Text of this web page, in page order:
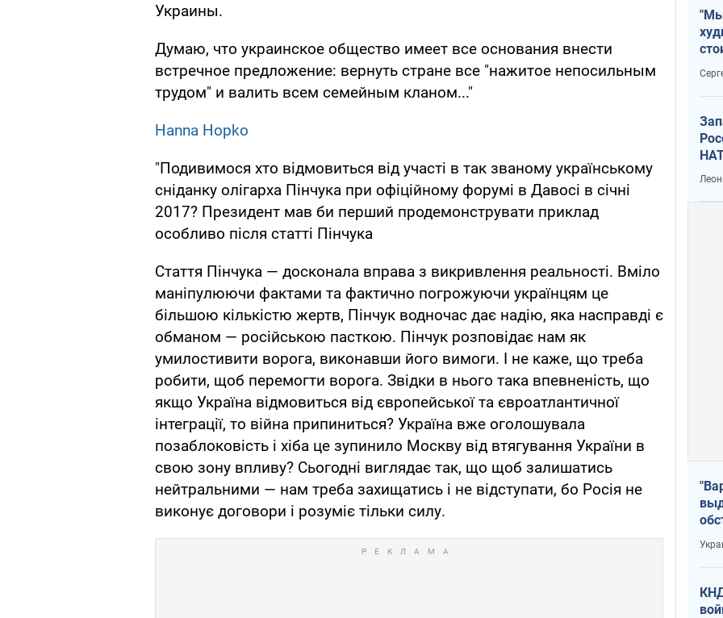
Украины.
Думаю, что украинское общество имеет все основания внести
встречное предложение: вернуть стране все "нажитое непосильным
трудом" и валить всем семейным кланом..."
Hanna Hopko
"Подивимося хто відмовиться від участі в так званому українському
сніданку олігарха Пінчука при офіційному форумі в Давосі в січні
2017? Президент мав би перший продемонструвати приклад
особливо після статті Пінчука
Стаття Пінчука — досконала вправа з викривлення реальності. Вміло
маніпулюючи фактами та фактично погрожуючи українцям це
більшою кількістю жертв, Пінчук водночас дає надію, яка насправді є
обманом — російською пасткою. Пінчук розповідає нам як
умилостивити ворога, виконавши його вимоги. І не каже, що треба
робити, щоб перемогти ворога. Звідки в нього така впевненість, що
якщо Україна відмовиться від європейської та євроатлантичної
інтеграції, то війна припиниться? Україна вже оголошувала
позаблоковість і хіба це зупинило Москву від втягування України в
свою зону впливу? Сьогодні виглядає так, що щоб залишатись
нейтральними — нам треба захищатись і не відступати, бо Росія не
виконує договори і розуміє тільки силу.